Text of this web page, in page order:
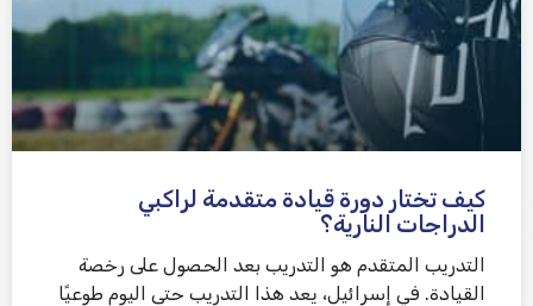
كيف تختار دورة قيادة متقدمة لراكبي
الدراجات النارية؟
التدريب المتقدم هو التدريب بعد الحصول على رخصة
القيادة. في إسرائيل، يعد هذا التدريب حتى اليوم طوعيًا